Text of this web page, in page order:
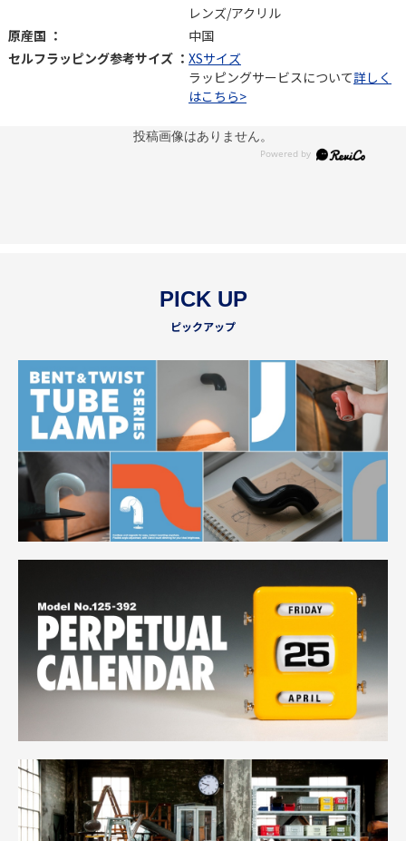
レンズ/アクリル
原産国 ：
中国
セルフラッピング参考サイズ ： XSサイズ
ラッピングサービスについて詳しく
はこちら>
投稿画像はありません。
PICK UP
ピックアップ